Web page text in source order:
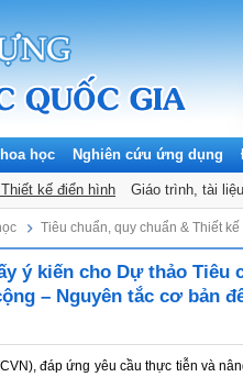
học
kế điển hình Giáo trình, tài liệu
Nghiên cứu ứng dụng
Tiêu chuẩn, quy chuẩn & Thiết
ý kiến cho Dự thảo Tiêu
– Nguyên tắc cơ bản
đáp ứng yêu cầu thực tiễn và